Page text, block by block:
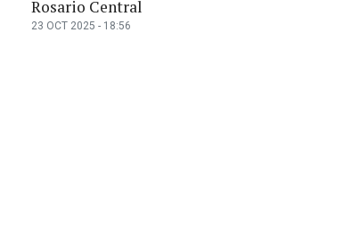
Rosario Central
23 OCT 2025 - 18:56